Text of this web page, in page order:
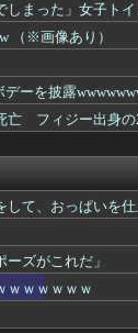
いでね❤」ﾊﾟｼｬ
る
ｗｗｗ
思う？
ｗｗ
クリンに見えてし
ｗｗ
「！！」筋トレ器
ｗｗｗｗｗｗｗｗ
無い人達が許せな...
クリンに見えてし
しまった」女子ト
（※画像あり）
ーを披露
亡 フィジー出身
して、おっぱいを
ズがこれだ」
ｗｗｗｗｗｗ